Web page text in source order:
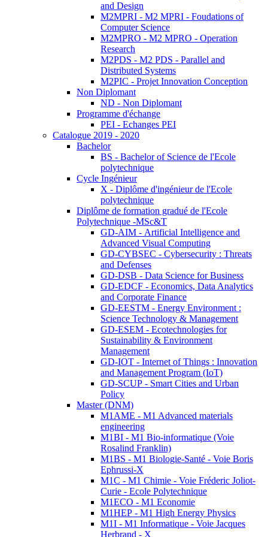
and Design
M2MPRI - M2 MPRI - Foudations of
Computer Science
M2MPRO - M2 MPRO - Operation
Research
M2PDS - M2 PDS - Parallel and
Distributed Systems
M2PIC - Projet Innovation Conception
Non Diplomant
ND - Non Diplomant
Programme d'échange
PEI - Echanges PEI
Catalogue 2019 - 2020
Bachelor
BS - Bachelor of Science de l'Ecole
polytechnique
Cycle Ingénieur
X - Diplôme d'ingénieur de l'Ecole
polytechnique
Diplôme de formation gradué de l'Ecole
Polytechnique -MSc&T
GD-AIM - Artificial Intelligence and
Advanced Visual Computing
GD-CYBSEC - Cybersecurity : Threats
and Defenses
GD-DSB - Data Science for Business
GD-EDCF - Economics, Data Analytics
and Corporate Finance
GD-EESTM - Energy Environment :
Science Technology & Management
GD-ESEM - Ecotechnologies for
Sustainability & Environment
Management
GD-IOT - Internet of Things : Innovation
and Management Program (IoT)
GD-SCUP - Smart Cities and Urban
Policy
Master (DNM)
M1AME - M1 Advanced materials
engineering
M1BI - M1 Bio-informatique (Voie
Rosalind Franklin)
M1BS - M1 Biologie-Santé - Voie Boris
Ephrussi-X
M1C - M1 Chimie - Voie Fréderic Joliot-
Curie - Ecole Polytechnique
M1ECO - M1 Economie
M1HEP - M1 High Energy Physics
M1I - M1 Informatique - Voie Jacques
Herbrand - X